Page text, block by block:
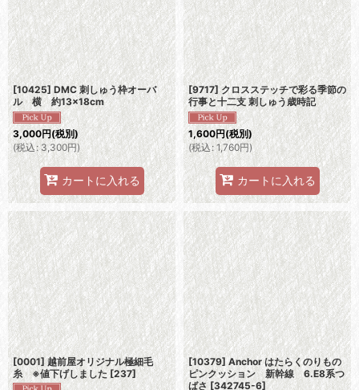
[10425] DMC 刺しゅう枠オーバ
ル 横 約13×18cm
3,000円(税別)
(税込: 3,300円)
カートに入れる
[9717] クロスステッチで彩る季節の
行事と十二支 刺しゅう歳時記
1,600円(税別)
(税込: 1,760円)
カートに入れる
[0001] 越前屋オリジナル極細毛
糸 ※値下げしました [237]
[10379] Anchor はたらくのりもの
ピンクッション 新幹線 6.E8系つ
ばさ [342745-6]